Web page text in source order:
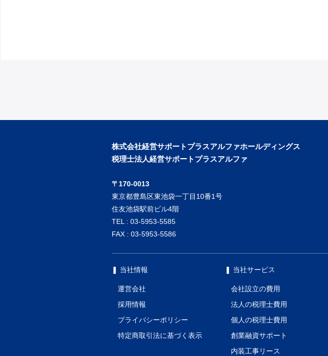
株式会社経営サポートプラスアルファホールディングス
税理士法人経営サポートプラスアルファ
〒170-0013
東京都豊島区東池袋一丁目10番1号
住友池袋駅前ビル4階
TEL : 03-5953-5585
FAX : 03-5953-5586
❚ 当社情報
運営会社
採用情報
プライバシーポリシー
特定商取引法に基づく表示
❚ 当社サービス
会社設立の費用
法人の税理士費用
個人の税理士費用
創業融資サポート
内装工事リース